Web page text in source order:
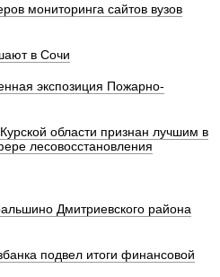
мониторинга сайтов вузов
в Сочи
экспозиция Пожарно-
области признан лучшим в
лесовосстановления
Дмитриевского района
подвел итоги финансовой